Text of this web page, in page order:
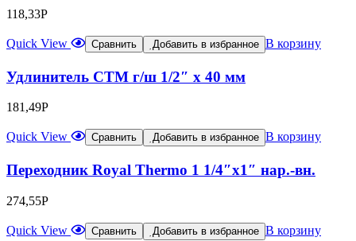
118,33Р
Quick View Сравнить Добавить в избранное В корзину
Удлинитель CTM г/ш 1/2″ x 40 мм
181,49Р
Quick View Сравнить Добавить в избранное В корзину
Переходник Royal Thermo 1 1/4″х1″ нар.-вн.
274,55Р
Quick View Сравнить Добавить в избранное В корзину